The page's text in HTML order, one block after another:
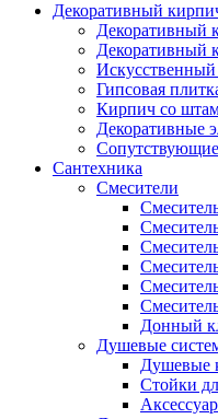
Декоративный
Декоративный
Декоративный
Гипсовая
Кирпич со
Декоративные
Сантехника
Смесители
Донный
Душевые
Душевые
Стойки